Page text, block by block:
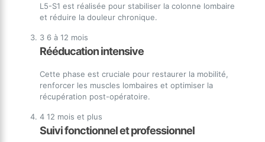
L5-S1 est réalisée pour stabiliser la colonne lombaire
et réduire la douleur chronique.
3 6 à 12 mois
Rééducation intensive
Cette phase est cruciale pour restaurer la mobilité,
renforcer les muscles lombaires et optimiser la
récupération post-opératoire.
4 12 mois et plus
Suivi fonctionnel et professionnel